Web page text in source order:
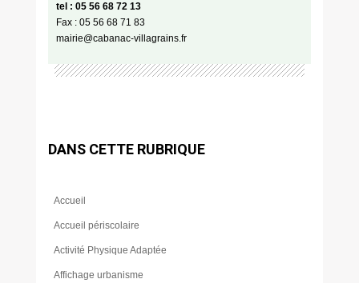
tel : 05 56 68 72 13
Fax : 05 56 68 71 83
mairie@cabanac-villagrains.fr
DANS CETTE RUBRIQUE
Accueil
Accueil périscolaire
Activité Physique Adaptée
Affichage urbanisme